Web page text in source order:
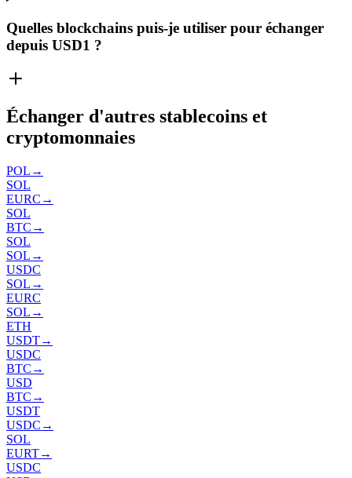
Quelles blockchains puis-je utiliser pour échanger
depuis USD1 ?
Échanger d'autres stablecoins et
cryptomonnaies
POL →
SOL
EURC →
SOL
BTC →
SOL
SOL →
USDC
SOL →
EURC
SOL →
ETH
USDT→
USDC
BTC →
USD
BTC →
USDT
USDC →
SOL
EURT→
USDC